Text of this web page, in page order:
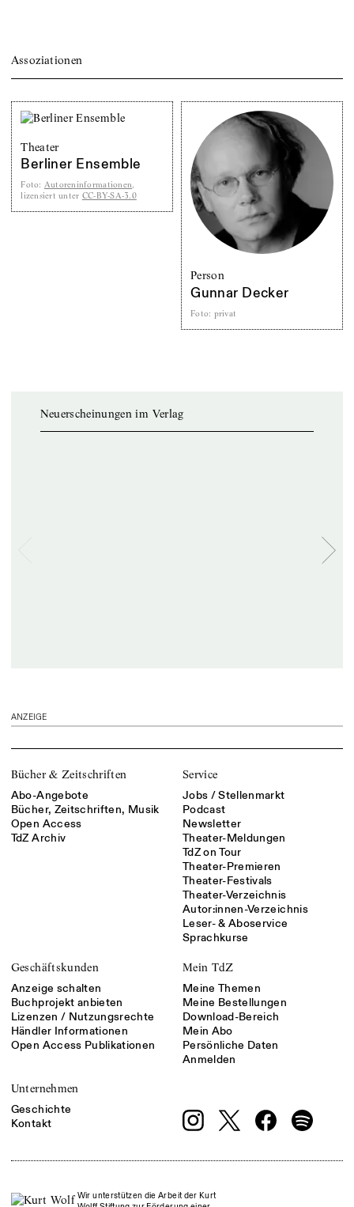
Assoziationen
Theater
Berliner Ensemble
Foto: Autoreninformationen,
lizensiert unter CC-BY-SA-3.0
Person
Gunnar Decker
Foto: privat
Neuerscheinungen im Verlag
ANZEIGE
Bücher & Zeitschriften
Abo-Angebote
Bücher, Zeitschriften, Musik
Open Access
TdZ Archiv
Service
Jobs / Stellenmarkt
Podcast
Newsletter
Theater-Meldungen
TdZ on Tour
Theater-Premieren
Theater-Festivals
Theater-Verzeichnis
Autor:innen-Verzeichnis
Leser- & Aboservice
Sprachkurse
Geschäftskunden
Anzeige schalten
Buchprojekt anbieten
Lizenzen / Nutzungsrechte
Händler Informationen
Open Access Publikationen
Mein TdZ
Meine Themen
Meine Bestellungen
Download-Bereich
Mein Abo
Persönliche Daten
Anmelden
Unternehmen
Geschichte
Kontakt
Wir unterstützen die Arbeit der Kurt